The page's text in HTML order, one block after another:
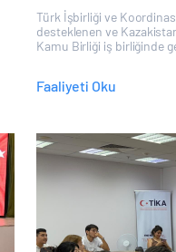
Türk İşbirliği ve
desteklenen ve
Kamu Birliği iş birliğinde
Faaliyeti Oku